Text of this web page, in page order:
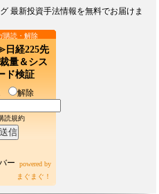
最新投資手法情報を無料でお届けま
購読・解除
経225先
量＆シス
ド検証
解除
読規約
ー
powered by
まぐまぐ！